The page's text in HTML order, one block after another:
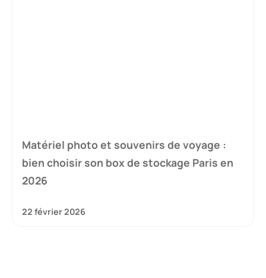
Matériel photo et souvenirs de voyage :
bien choisir son box de stockage Paris en
2026
22 février 2026